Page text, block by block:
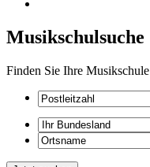
Musikschulsuche
Finden Sie Ihre Musikschule